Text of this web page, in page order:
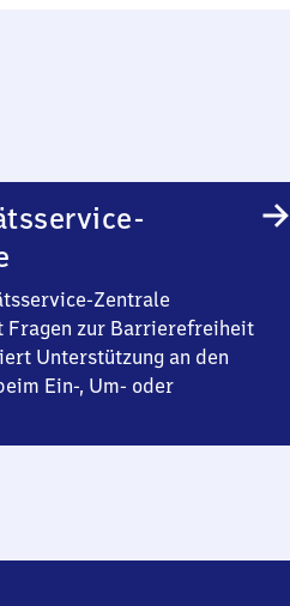
Zentrale
Fragen zur Barrierefreiheit
Unterstützung an den
Ein-, Um- oder